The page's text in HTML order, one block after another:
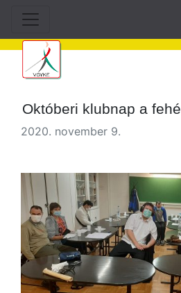
Októberi klubnap a
2020. november 9.